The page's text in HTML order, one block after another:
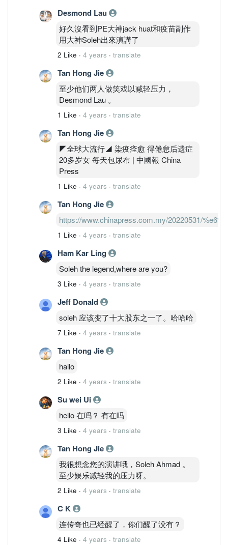
Desmond Lau
好久沒看到PE大神jack huat和疫苗副作
用大神Soleh出來演講了
2 Like · 4 years · translate
Tan Hong Jie
至少他们两人做笑戏以减轻压力，
Desmond Lau 。
1 Like · 4 years · translate
Tan Hong Jie
◤全球大流行◢ 染疫痊愈 得倦怠后遗症
20多岁女 每天包尿布 | 中國報 China
Press
1 Like · 4 years · translate
Tan Hong Jie
https://www.chinapress.com.my/20220531/
1 Like · 4 years · translate
Ham Kar Ling
Soleh the legend,where are you?
3 Like · 4 years · translate
Jeff Donald
soleh 应该变了十大股东之一了。哈哈哈
7 Like · 4 years · translate
Tan Hong Jie
hallo
2 Like · 4 years · translate
Su wei Ui
hello 在吗？ 有在吗
3 Like · 4 years · translate
Tan Hong Jie
我很想念您的演讲哦，Soleh Ahmad 。
至少娱乐减轻我的压力呀。
2 Like · 4 years · translate
C K
连传奇也已经醒了，你们醒了没有？
4 Like · 4 years · translate